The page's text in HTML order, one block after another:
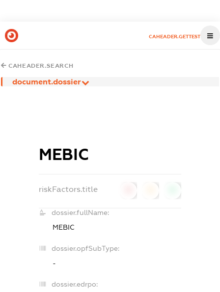
CAHEADER.GETTEST
CAHEADER.SEARCH
document.dossier
МЕВІС
riskFactors.title
dossier.fullName:
МЕВІС
dossier.opfSubType:
-
dossier.edrpo: